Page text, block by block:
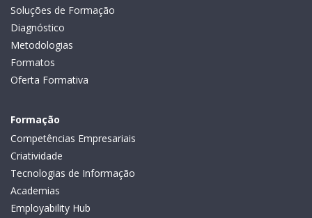
Soluções de Formação
Diagnóstico
Metodologias
Formatos
Oferta Formativa
Formação
Competências Empresariais
Criatividade
Tecnologias de Informação
Academias
Employability Hub